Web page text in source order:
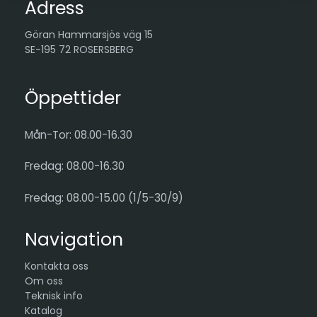
Adress
Göran Hammarsjös väg 15
SE-195 72 ROSERSBERG
Öppettider
Mån-Tor: 08.00-16.30
Fredag: 08.00-16.30
Fredag: 08.00-15.00 (1/5-30/9)
Navigation
Kontakta oss
Om oss
Teknisk info
Katalog